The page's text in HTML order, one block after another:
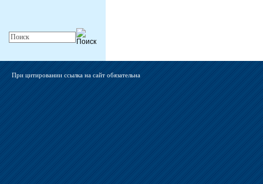
При цитировании ссылка на сайт обязательна